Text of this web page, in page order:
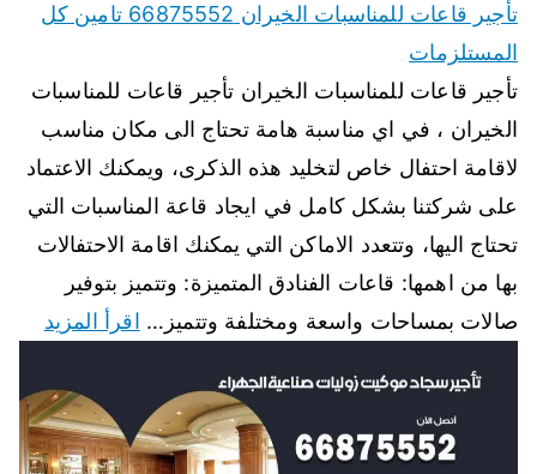
تأجير قاعات للمناسبات الخيران 66875552 تامين كل
المستلزمات
تأجير قاعات للمناسبات الخيران تأجير قاعات للمناسبات
الخيران ، في اي مناسبة هامة تحتاج الى مكان مناسب
لاقامة احتفال خاص لتخليد هذه الذكرى، ويمكنك الاعتماد
على شركتنا بشكل كامل في ايجاد قاعة المناسبات التي
تحتاج اليها، وتتعدد الاماكن التي يمكنك اقامة الاحتفالات
بها من اهمها: قاعات الفنادق المتميزة: وتتميز بتوفير
صالات بمساحات واسعة ومختلفة وتتميز… اقرأ المزيد